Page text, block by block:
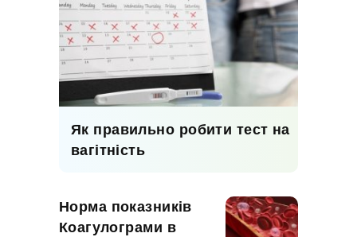
Як правильно робити тест на
вагітність
Норма показників
Коагулограми в